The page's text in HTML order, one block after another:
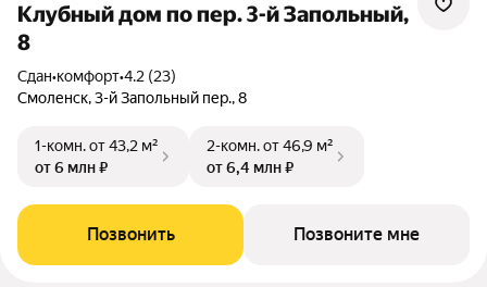
Клубный дом по пер. 3-й Запольный,
8
Сдан•комфорт•4.2 (23)
Смоленск, 3-й Запольный пер., 8
1-комн.от 43,2 м²
от 6 млн ₽
2-комн.от 46,9 м²
от 6,4 млн ₽
Позвонить Позвоните мне